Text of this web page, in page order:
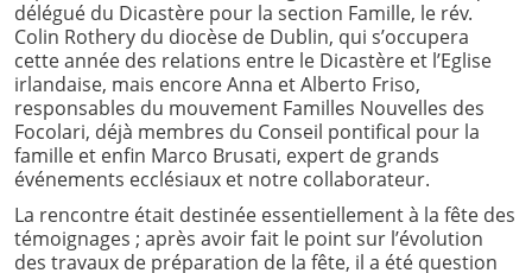
délégué du Dicastère pour la section Famille, le rév.
Colin Rothery du diocèse de Dublin, qui s’occupera
cette année des relations entre le Dicastère et l’Eglise
irlandaise, mais encore Anna et Alberto Friso,
responsables du mouvement Familles Nouvelles des
Focolari, déjà membres du Conseil pontifical pour la
famille et enfin Marco Brusati, expert de grands
événements ecclésiaux et notre collaborateur.
La rencontre était destinée essentiellement à la fête des
témoignages ; après avoir fait le point sur l’évolution
des travaux de préparation de la fête, il a été question